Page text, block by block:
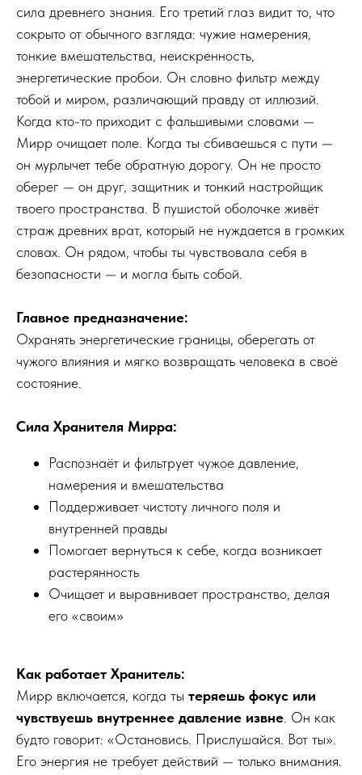
сила древнего знания. Его третий глаз видит то, что
сокрыто от обычного взгляда: чужие намерения,
тонкие вмешательства, неискренность,
энергетические пробои. Он словно фильтр между
тобой и миром, различающий правду от иллюзий.
Когда кто-то приходит с фальшивыми словами —
Мирр очищает поле. Когда ты сбиваешься с пути —
он мурлычет тебе обратную дорогу. Он не просто
оберег — он друг, защитник и тонкий настройщик
твоего пространства. В пушистой оболочке живёт
страж древних врат, который не нуждается в громких
словах. Он рядом, чтобы ты чувствовала себя в
безопасности — и могла быть собой.
Главное предназначение:
Охранять энергетические границы, оберегать от
чужого влияния и мягко возвращать человека в своё
состояние.
Сила Хранителя Мирра:
Распознаёт и фильтрует чужое давление,
намерения и вмешательства
Поддерживает чистоту личного поля и
внутренней правды
Помогает вернуться к себе, когда возникает
растерянность
Очищает и выравнивает пространство, делая
его «своим»
Как работает Хранитель:
Мирр включается, когда ты теряешь фокус или
чувствуешь внутреннее давление извне . Он как
будто говорит: «Остановись. Прислушайся. Вот ты».
Его энергия не требует действий — только внимания.